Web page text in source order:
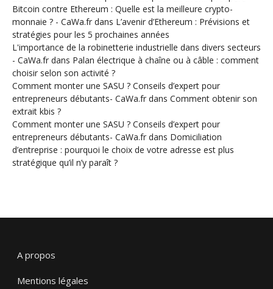
Bitcoin contre Ethereum : Quelle est la meilleure crypto-
monnaie ? - CaWa.fr dans L’avenir d’Ethereum : Prévisions et
stratégies pour les 5 prochaines années
L'importance de la robinetterie industrielle dans divers secteurs
- CaWa.fr dans Palan électrique à chaîne ou à câble : comment
choisir selon son activité ?
Comment monter une SASU ? Conseils d’expert pour
entrepreneurs débutants- CaWa.fr dans Comment obtenir son
extrait kbis ?
Comment monter une SASU ? Conseils d’expert pour
entrepreneurs débutants- CaWa.fr dans Domiciliation
d’entreprise : pourquoi le choix de votre adresse est plus
stratégique qu’il n’y paraît ?
A propos
Mentions légales